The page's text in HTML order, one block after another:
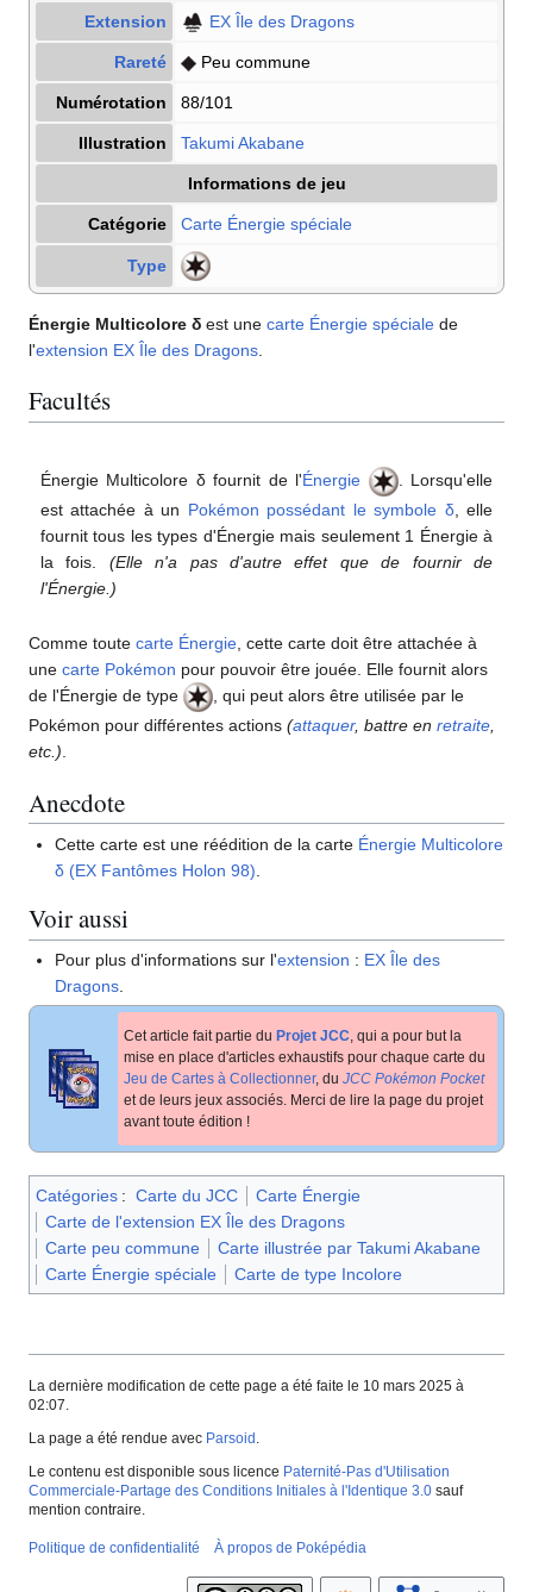
Extension EX Île des Dragons
Rareté Peu commune
Numérotation 88/101
Illustration Takumi Akabane
Informations de jeu
Catégorie Carte Énergie spéciale
Type
Énergie Multicolore δ est une carte Énergie spéciale de
l'extension EX Île des Dragons
Facultés
Énergie Multicolore δ fournit de l'Énergie
. Lorsqu'elle
est attachée à un Pokémon possédant le symbole δ, elle
fournit tous les types d'Énergie mais seulement 1 Énergie à
la fois. (Elle n'a pas d'autre effet que de fournir de
l'Énergie.)
Comme toute carte Énergie, cette carte doit être attachée à
une carte Pokémon pour pouvoir être jouée. Elle fournit alors
de l'Énergie de type
, qui peut alors être utilisée par le
Pokémon pour différentes actions (attaquer, battre en retraite,
etc.).
Anecdote
Cette carte est une réédition de la carte Énergie Multicolore
δ (EX Fantômes Holon 98)
Voir aussi
Pour plus d'informations sur l'extension : EX Île des
Dragons
Cet article fait partie du Projet JCC, qui a pour but la
mise en place d'articles exhaustifs pour chaque carte du
Jeu de Cartes à Collectionner, du JCC Pokémon Pocket
et de leurs jeux associés. Merci de lire la page du projet
avant toute édition !
Catégories : Carte du JCC
Carte Énergie
Carte de l'extension EX Île des Dragons
Carte peu commune
Carte illustrée par Takumi Akabane
Carte Énergie spéciale
Carte de type Incolore
La dernière modification de cette page a été faite le 10 mars 2025 à
02:07.
La page a été rendue avec Parsoid .
Le contenu est disponible sous licence Paternité-Pas d'Utilisation
Commerciale-Partage des Conditions Initiales à l'Identique 3.0 sauf
mention contraire.
Politique de confidentialité À propos de Poképédia